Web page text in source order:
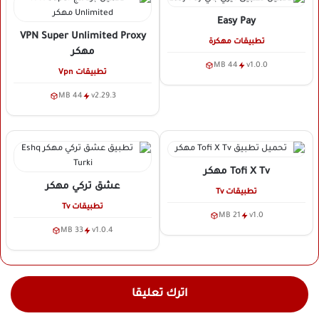
Easy Pay
تطبيقات مهكرة
v1.0.0
44 MB
VPN Super Unlimited Proxy
مهكر
تطبيقات Vpn
v2.29.3
44 MB
Tofi X Tv مهكر
تطبيقات Tv
v1.0
21 MB
عشق تركي مهكر
تطبيقات Tv
v1.0.4
33 MB
اترك تعليقا